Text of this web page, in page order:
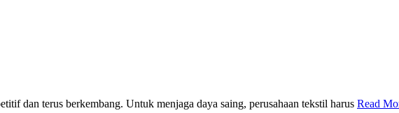
dan terus berkembang. Untuk menjaga daya saing, perusahaan tekstil harus Read